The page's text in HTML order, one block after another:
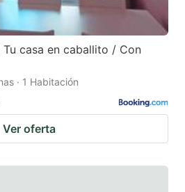
casa en caballito / Con
· 1 Habitación
Ver oferta